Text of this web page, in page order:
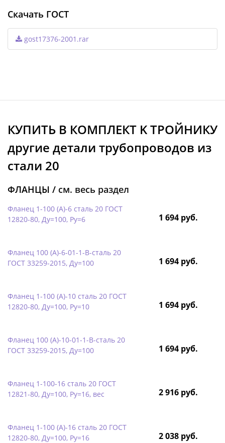
Скачать ГОСТ
gost17376-2001.rar
КУПИТЬ В КОМПЛЕКТ K ТРОЙНИКУ
другие детали трубопроводов из
стали 20
ФЛАНЦЫ / см. весь раздел
Фланец 1-100 (А)-6 сталь 20 ГОСТ
12820-80, Ду=100, Ру=6
1 694 руб.
Фланец 100 (А)-6-01-1-B-сталь 20
ГОСТ 33259-2015, Ду=100
1 694 руб.
Фланец 1-100 (А)-10 сталь 20 ГОСТ
12820-80, Ду=100, Ру=10
1 694 руб.
Фланец 100 (А)-10-01-1-B-сталь 20
ГОСТ 33259-2015, Ду=100
1 694 руб.
Фланец 1-100-16 сталь 20 ГОСТ
12821-80, Ду=100, Ру=16, вес
2 916 руб.
Фланец 1-100 (А)-16 сталь 20 ГОСТ
12820-80, Ду=100, Ру=16
2 038 руб.